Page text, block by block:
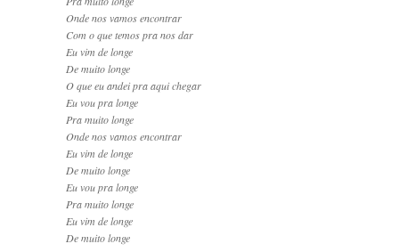
Onde nos vamos encontrar
Com o que temos pra nos dar
Eu vim de longe
De muito longe
O que eu andei pra aqui chegar
Eu vou pra longe
Pra muito longe
Onde nos vamos encontrar
Eu vim de longe
De muito longe
Eu vou pra longe
Pra muito longe
Eu vim de longe
De muito longe